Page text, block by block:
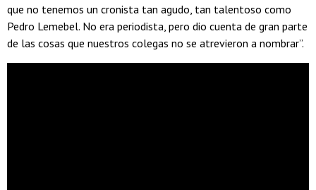
que no tenemos un cronista tan agudo, tan talentoso como
Pedro Lemebel. No era periodista, pero dio cuenta de gran parte
de las cosas que nuestros colegas no se atrevieron a nombrar”.